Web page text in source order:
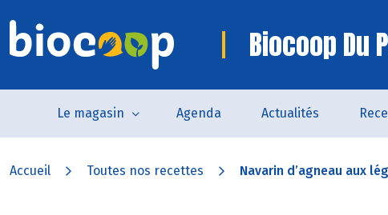
Biocoop Du
Le magasin Agenda Actualités
Accueil Toutes nos recettes Navarin d’agneau aux